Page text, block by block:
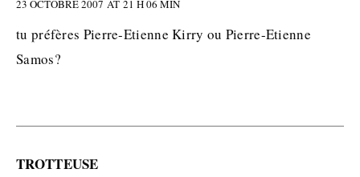
23 OCTOBRE 2007 AT 21 H 06 MIN
tu préfères Pierre-Etienne Kirry ou Pierre-Etienne
Samos?
TROTTEUSE